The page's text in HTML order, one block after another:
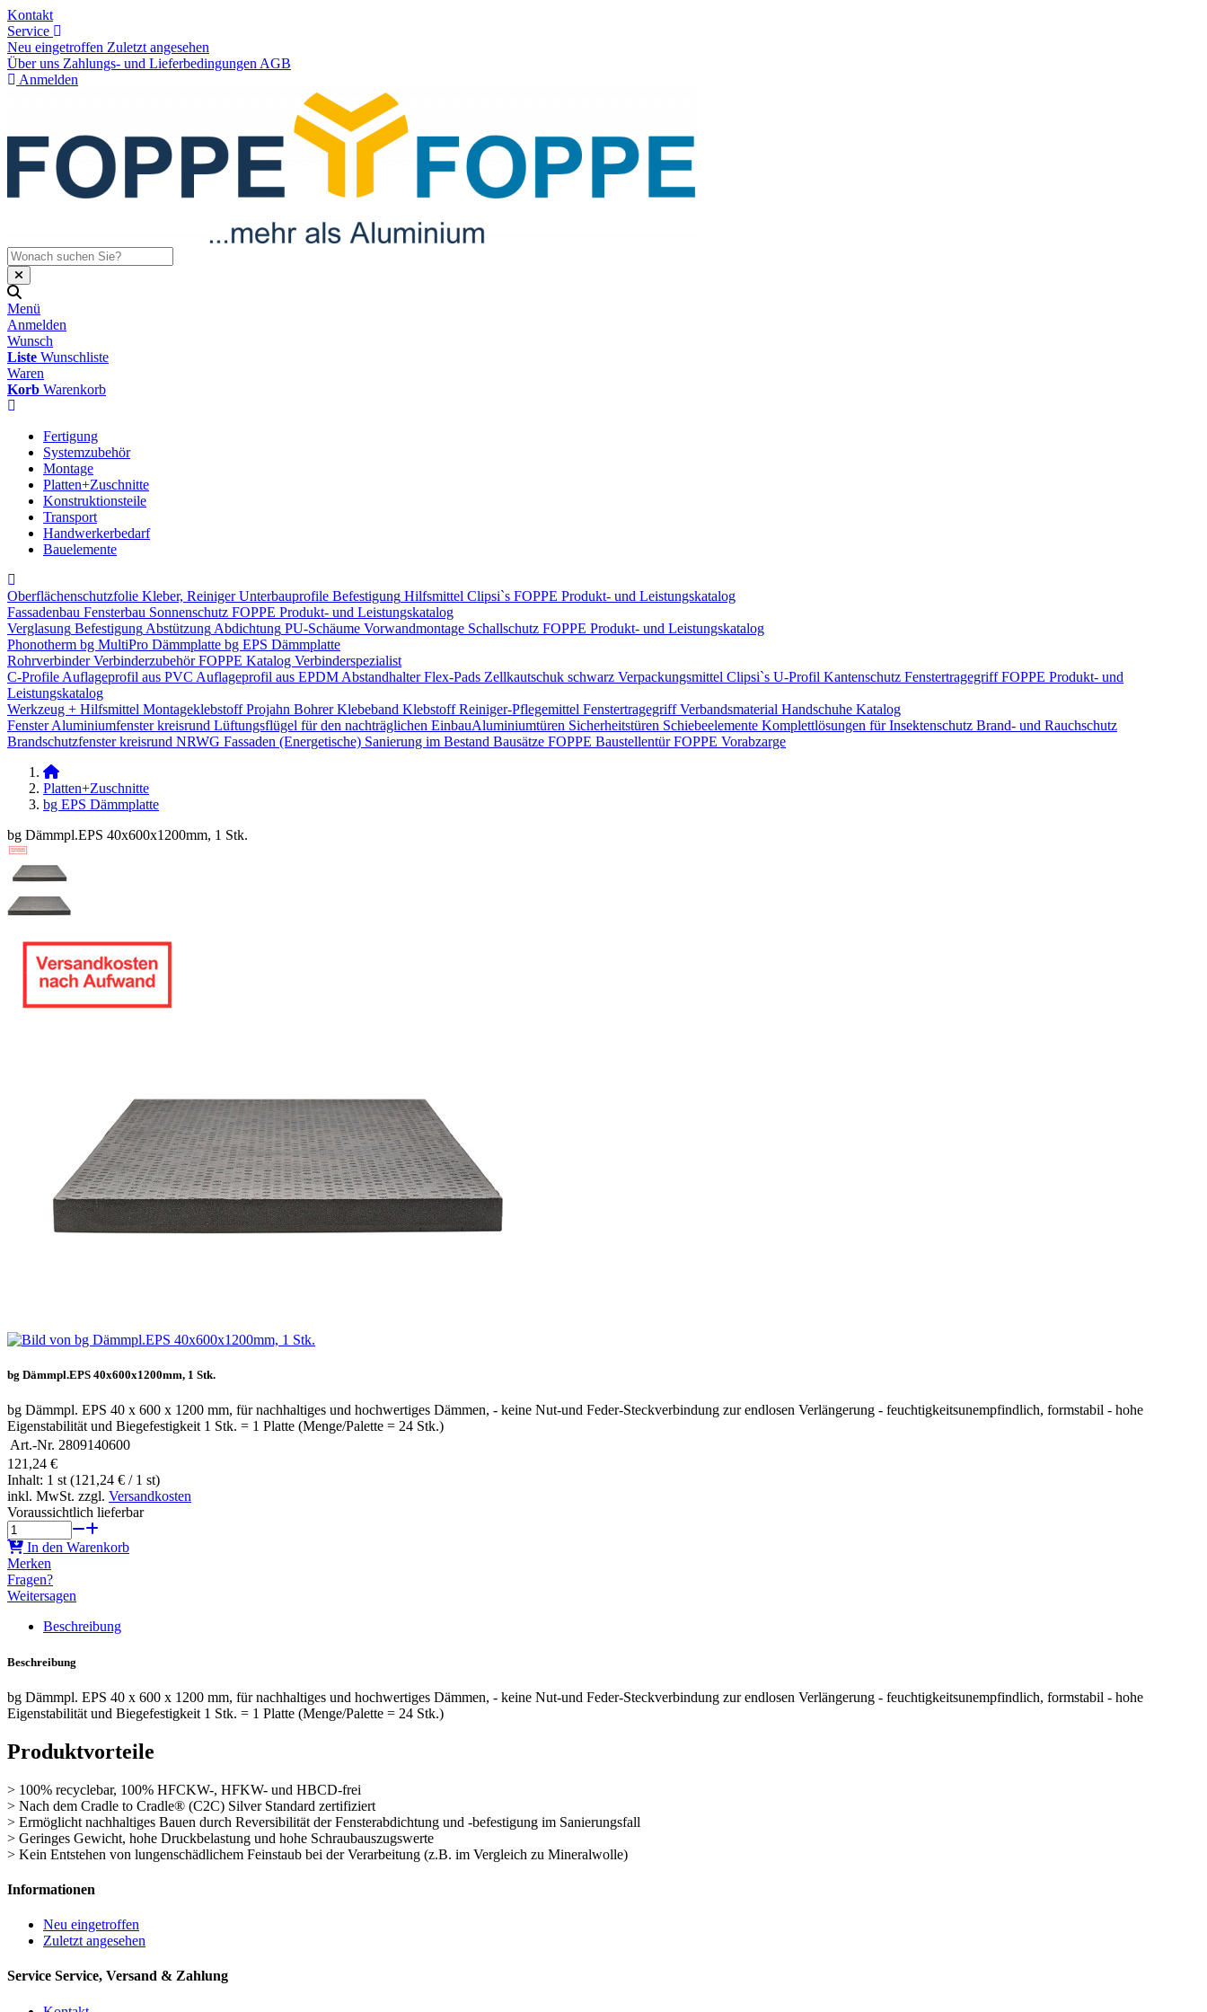
Kontakt
Service
Neu eingetroffen Zuletzt angesehen
Über uns Zahlungs- und Lieferbedingungen AGB
Anmelden
Menü
Anmelden
Wunsch
Liste Wunschliste
Waren
Korb Warenkorb
Fertigung
Systemzubehör
Montage
Platten+Zuschnitte
Konstruktionsteile
Transport
Handwerkerbedarf
Bauelemente
Oberflächenschutzfolie Kleber, Reiniger Unterbauprofile Befestigung Hilfsmittel Clipsi`s FOPPE Produkt- und Leistungskatalog
Fassadenbau Fensterbau Sonnenschutz FOPPE Produkt- und Leistungskatalog
Verglasung Befestigung Abstützung Abdichtung PU-Schäume Vorwandmontage Schallschutz FOPPE Produkt- und Leistungskatalog
Phonotherm bg MultiPro Dämmplatte bg EPS Dämmplatte
Rohrverbinder Verbinderzubehör FOPPE Katalog Verbinderspezialist
C-Profile Auflageprofil aus PVC Auflageprofil aus EPDM Abstandhalter Flex-Pads Zellkautschuk schwarz Verpackungsmittel Clipsi`s U-Profil Kantenschutz Fenstertragegriff FOPPE Produkt- und
Leistungskatalog
Werkzeug + Hilfsmittel Montageklebstoff Projahn Bohrer Klebeband Klebstoff Reiniger-Pflegemittel Fenstertragegriff Verbandsmaterial Handschuhe Katalog
Fenster Aluminiumfenster kreisrund Lüftungsflügel für den nachträglichen Einbau​Aluminiumtüren Sicherheitstüren Schiebeelemente Komplettlösungen für Insektenschutz Brand- und Rauchschutz​
Brandschutzfenster kreisrund NRWG Fassaden (Energetische) Sanierung im Bestand Bausätze FOPPE Baustellentür FOPPE Vorabzarge
Platten+Zuschnitte
bg EPS Dämmplatte
bg Dämmpl.EPS 40x600x1200mm, 1 Stk.
bg Dämmpl.EPS 40x600x1200mm, 1 Stk.
bg Dämmpl. EPS 40 x 600 x 1200 mm, für nachhaltiges und hochwertiges Dämmen, - keine Nut-und Feder-Steckverbindung zur endlosen Verlängerung - feuchtigkeitsunempfindlich, formstabil - hohe
Eigenstabilität und Biegefestigkeit 1 Stk. = 1 Platte (Menge/Palette = 24 Stk.)
Art.-Nr. 2809140600
121,24 €
Inhalt: 1 st (121,24 € / 1 st)
inkl. MwSt. zzgl. Versandkosten
Voraussichtlich lieferbar
In den Warenkorb
Merken
Fragen?
Weitersagen
Beschreibung
Beschreibung
bg Dämmpl. EPS 40 x 600 x 1200 mm, für nachhaltiges und hochwertiges Dämmen, - keine Nut-und Feder-Steckverbindung zur endlosen Verlängerung - feuchtigkeitsunempfindlich, formstabil - hohe
Eigenstabilität und Biegefestigkeit 1 Stk. = 1 Platte (Menge/Palette = 24 Stk.)
Produktvorteile
> 100% recyclebar, 100% HFCKW-, HFKW- und HBCD-frei
> Nach dem Cradle to Cradle® (C2C) Silver Standard zertifiziert
> Ermöglicht nachhaltiges Bauen durch Reversibilität der Fensterabdichtung und -befestigung im Sanierungsfall
> Geringes Gewicht, hohe Druckbelastung und hohe Schraubauszugswerte
> Kein Entstehen von lungenschädlichem Feinstaub bei der Verarbeitung (z.B. im Vergleich zu Mineralwolle)
Informationen
Neu eingetroffen
Zuletzt angesehen
Service Service, Versand & Zahlung